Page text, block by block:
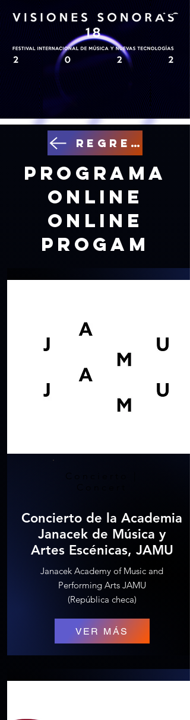
Regresar
Programa
Online
Online
Progam
Concierto de la Academia
Janacek de Música y
Artes Escénicas, JAMU
Janacek Academy of Music and
Performing Arts JAMU
(República checa)
VER MÁS